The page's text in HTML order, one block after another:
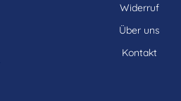
Widerruf
Über uns
Kontakt